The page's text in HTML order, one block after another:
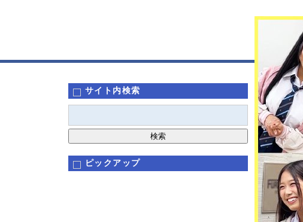
サイト内検索
ピックアップ